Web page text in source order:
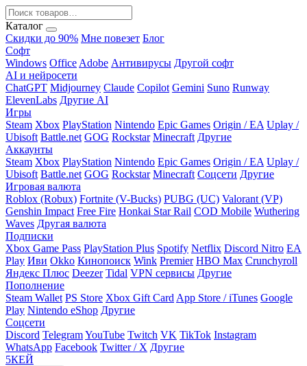
Каталог
Скидки до 90% Мне повезет Блог
Софт
Windows Office Adobe Антивирусы Другой софт
AI и нейросети
ChatGPT Midjourney Claude Copilot Gemini Suno Runway
ElevenLabs Другие AI
Игры
Steam Xbox PlayStation Nintendo Epic Games Origin / EA Uplay /
Ubisoft Battle.net GOG Rockstar Minecraft Другие
Аккаунты
Steam Xbox PlayStation Nintendo Epic Games Origin / EA Uplay /
Ubisoft Battle.net GOG Rockstar Minecraft Соцсети Другие
Игровая валюта
Roblox (Robux) Fortnite (V-Bucks) PUBG (UC) Valorant (VP)
Genshin Impact Free Fire Honkai Star Rail COD Mobile Wuthering
Waves Другая валюта
Подписки
Xbox Game Pass PlayStation Plus Spotify Netflix Discord Nitro EA
Play Иви Okko Кинопоиск Wink Premier HBO Max Crunchyroll
Яндекс Плюс Deezer Tidal VPN сервисы Другие
Пополнение
Steam Wallet PS Store Xbox Gift Card App Store / iTunes Google
Play Nintendo eShop Другие
Соцсети
Discord TelegramYouTube Twitch VK TikTok Instagram
WhatsApp Facebook Twitter / X Другие
5КЕЙ